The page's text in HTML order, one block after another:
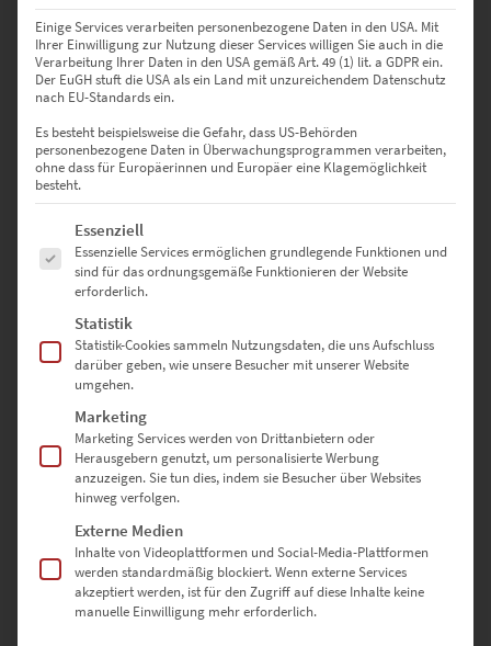
EZ01091 Post Tower at the Speed of Light Vol II
Enthält 19% Mwst.
zzgl.Versand
Dieses Produkt weist mehrere Varianten auf. Die Optionen können auf der Produktseite gewählt werden
Einige Services verarbeiten personenbezogene Daten in den USA. Mit
Ihrer Einwilligung zur Nutzung dieser Services willigen Sie auch in die
Verarbeitung Ihrer Daten in den USA gemäß Art. 49 (1) lit. a GDPR ein.
Der EuGH stuft die USA als ein Land mit unzureichendem Datenschutz
nach EU-Standards ein.
Es besteht beispielsweise die Gefahr, dass US-Behörden
personenbezogene Daten in Überwachungsprogrammen verarbeiten,
ohne dass für Europäerinnen und Europäer eine Klagemöglichkeit
besteht.
Es folgt eine Liste der Service-Gruppen, für die eine Einwilligung
Essenziell
Essenzielle Services ermöglichen grundlegende Funktionen und
sind für das ordnungsgemäße Funktionieren der Website
erforderlich.
Statistik
Statistik-Cookies sammeln Nutzungsdaten, die uns Aufschluss
darüber geben, wie unsere Besucher mit unserer Website
umgehen.
Marketing
Marketing Services werden von Drittanbietern oder
Herausgebern genutzt, um personalisierte Werbung
anzuzeigen. Sie tun dies, indem sie Besucher über Websites
hinweg verfolgen.
Externe Medien
Inhalte von Videoplattformen und Social-Media-Plattformen
werden standardmäßig blockiert. Wenn externe Services
akzeptiert werden, ist für den Zugriff auf diese Inhalte keine
manuelle Einwilligung mehr erforderlich.